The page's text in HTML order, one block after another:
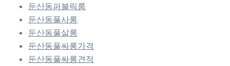
둔산동퍼블릭룸
둔산동풀사롱
둔산동풀살롱
둔산동풀싸롱가격
둔산동풀싸롱견적